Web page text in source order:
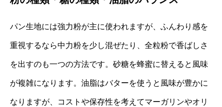
パン生地には強力粉が主に使われますが、ふんわり感を
重視するなら中力粉を少し混ぜたり、全粒粉で香ばしさ
を出すのも一つの方法です。砂糖を蜂蜜に替えると風味
が複雑になります。油脂はバターを使うと風味が豊かに
なりますが、コストや保存性を考えてマーガリンやオリ